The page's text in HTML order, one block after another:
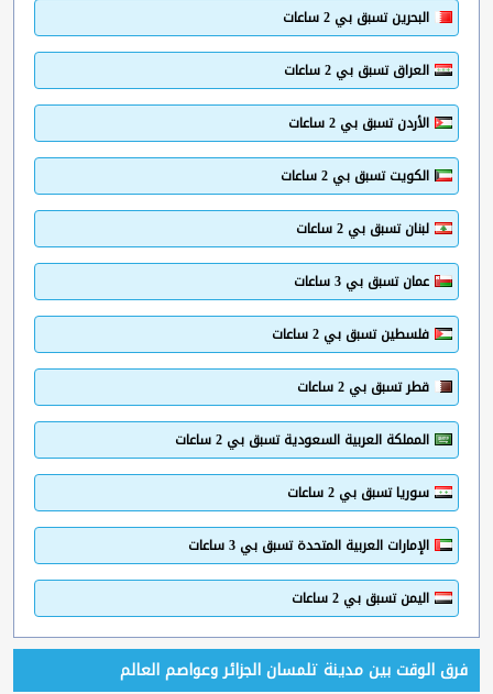
البحرين تسبق بي 2 ساعات
العراق تسبق بي 2 ساعات
الأردن تسبق بي 2 ساعات
الكويت تسبق بي 2 ساعات
لبنان تسبق بي 2 ساعات
عمان تسبق بي 3 ساعات
فلسطين تسبق بي 2 ساعات
قطر تسبق بي 2 ساعات
المملكة العربية السعودية تسبق بي 2 ساعات
سوريا تسبق بي 2 ساعات
الإمارات العربية المتحدة تسبق بي 3 ساعات
اليمن تسبق بي 2 ساعات
فرق الوقت بين مدينة تلمسان الجزائر وعواصم العالم